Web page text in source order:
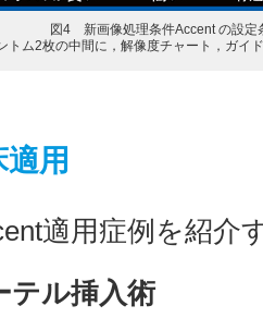
図4 新画像処理条件Accent の設定
トム2枚の中間に，解像度チャート，ガイ
用
適用症例を紹介
テル挿入術